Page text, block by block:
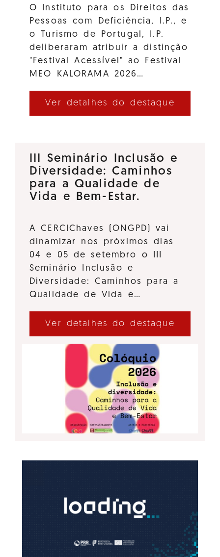
O Instituto para os Direitos das
Pessoas com Deficiência, I.P., e
o Turismo de Portugal, I.P.
deliberaram atribuir a distinção
"Festival Acessível" ao Festival
MEO KALORAMA 2026…
Ver detalhes do destaque
III Seminário Inclusão e
Diversidade: Caminhos
para a Qualidade de
Vida e Bem-Estar.
A CERCIChaves (ONGPD) vai
dinamizar nos próximos dias
04 e 05 de setembro o III
Seminário Inclusão e
Diversidade: Caminhos para a
Qualidade de Vida e…
Ver detalhes do destaque